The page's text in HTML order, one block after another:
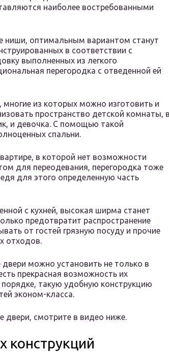
наиболее востребованными
ниши, оптимальным вариантом станут
в соответствии с
выполненных из легкого
перегородка с отведенной ей
из которых можно изготовить и
пространство детской комнаты, в
и девочка. С помощью такой
спальни.
в которой нет возможности
для переодевания, перегородка тоже
для этого определенную часть
с кухней, высокая ширма станет
предотвратит распространение
от гостей грязную посуду и прочие
отходов.
можно установить не только в
прекрасная возможность их
такую удобную конструкцию
эконом-класса.
двери, смотрите в видео ниже.
конструкций